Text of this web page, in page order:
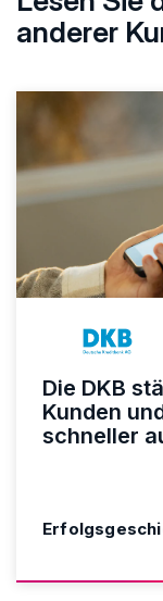
anderer
Die DKB
Kunden
schneller